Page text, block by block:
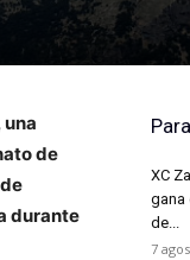
de
durante
XC
gana
de...
7